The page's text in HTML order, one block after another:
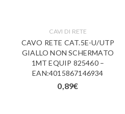
CAVI DI RETE
CAVO RETE CAT.5E-U/UTP
GIALLO NON SCHERMATO
1MT EQUIP 825460 –
EAN:4015867146934
0,89€